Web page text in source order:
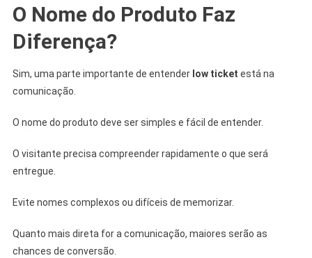
O Nome do Produto Faz
Diferença?
Sim, uma parte importante de entender low ticket está na
comunicação.
O nome do produto deve ser simples e fácil de entender.
O visitante precisa compreender rapidamente o que será
entregue.
Evite nomes complexos ou difíceis de memorizar.
Quanto mais direta for a comunicação, maiores serão as
chances de conversão.